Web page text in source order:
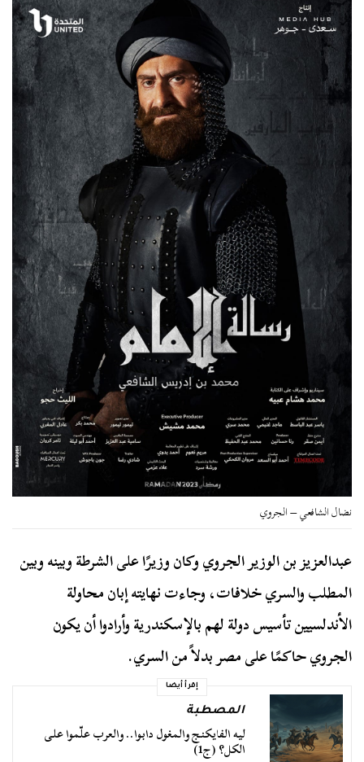
نضال الشافعي – الجروي
عبدالعزيز بن الوزير الجروي وكان وزيرًا على الشرطة وبينه وبين
المطلب والسري خلافات، وجاءت نهايته إبان محاولة
الأندلسيين تأسيس دولة لهم بالإسكندرية وأرادوا أن يكون
الجروي حاكمًا على مصر بدلاً من السري.
إقرأ أيضا
المصطبة
ليه الفايكنج والمغول دابوا.. والعرب علّموا على
الكل؟ (ج1)